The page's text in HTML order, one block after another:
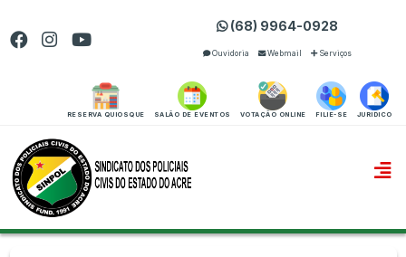
(68) 9964-0928
Ouvidoria Webmail Serviços
RESERVA QUIOSQUE SALÃO DE EVENTOS VOTAÇÃO ONLINE FILIE-SE JURIDICO